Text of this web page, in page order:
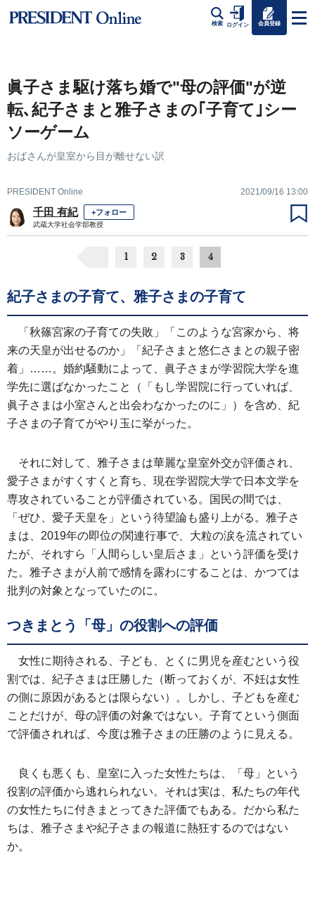
検索 ログイン 会員登録
眞子さま駆け落ち婚で"母の評価"が逆
転､紀子さまと雅子さまの｢子育て｣シー
ソーゲーム
おばさんが皇室から目が離せない訳
PRESIDENT Online 2021/09/16 13:00
千田 有紀 +フォロー
武蔵大学社会学部教授
1 2 3 4
紀子さまの子育て、雅子さまの子育て
「秋篠宮家の子育ての失敗」「このような宮家から、将
来の天皇が出せるのか」「紀子さまと悠仁さまとの親子密
着」……。婚約騒動によって、眞子さまが学習院大学を進
学先に選ばなかったこと（「もし学習院に行っていれば、
眞子さまは小室さんと出会わなかったのに」）を含め、紀
子さまの子育てがやり玉に挙がった。
それに対して、雅子さまは華麗な皇室外交が評価され、
愛子さまがすくすくと育ち、現在学習院大学で日本文学を
専攻されていることが評価されている。国民の間では、
「ぜひ、愛子天皇を」という待望論も盛り上がる。雅子さ
まは、2019年の即位の関連行事で、大粒の涙を流されてい
たが、それすら「人間らしい皇后さま」という評価を受け
た。雅子さまが人前で感情を露わにすることは、かつては
批判の対象となっていたのに。
つきまとう「母」の役割への評価
女性に期待される、子ども、とくに男児を産むという役
割では、紀子さまは圧勝した（断っておくが、不妊は女性
の側に原因があるとは限らない）。しかし、子どもを産む
ことだけが、母の評価の対象ではない。子育てという側面
で評価されれば、今度は雅子さまの圧勝のように見える。
良くも悪くも、皇室に入った女性たちは、「母」という
役割の評価から逃れられない。それは実は、私たちの年代
の女性たちに付きまとってきた評価でもある。だから私た
ちは、雅子さまや紀子さまの報道に熱狂するのではない
か。